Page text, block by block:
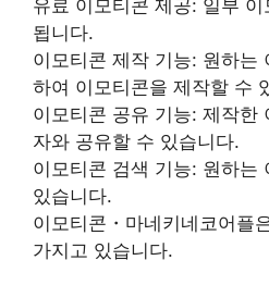
유료 이모티콘 제공: 일부
됩니다.
이모티콘 제작 기능: 원하는
하여 이모티콘을 제작할 수
이모티콘 공유 기능: 제작한
자와 공유할 수 있습니다.
이모티콘 검색 기능: 원하는
있습니다.
이모티콘・마네키네코어플
가지고 있습니다.